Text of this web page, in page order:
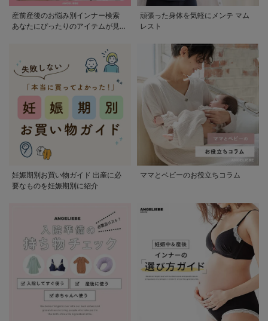
産前産後のお悩み別インナー検索
あなたにぴったりのアイテムが見つ
頑張った身体を気軽にメンテ マム
レスト
妊娠期別お買い物ガイド 出産に必
要なものを妊娠期別に紹介
ママとベビーのお役立ちコラム